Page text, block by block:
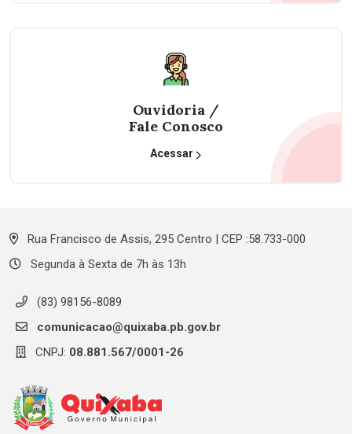
Ouvidoria /
Fale Conosco
Acessar
Rua Francisco de Assis, 295 Centro | CEP :58.733-000
Segunda à Sexta de 7h às 13h
(83) 98156-8089
comunicacao@quixaba.pb.gov.br
CNPJ: 08.881.567/0001-26